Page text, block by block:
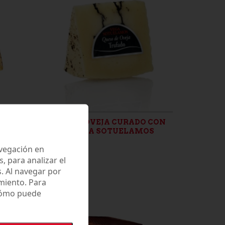
QUESO DE OVEJA CURADO CON
TRUFA VEGA SOTUELAMOS
5,75 €
en
para analizar el
Al navegar por
Para
puede